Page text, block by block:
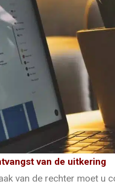
van de uitkering
van de rechter moet u